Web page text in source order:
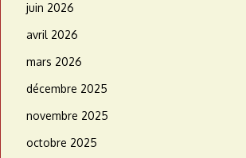
juin 2026
avril 2026
mars 2026
décembre 2025
novembre 2025
octobre 2025